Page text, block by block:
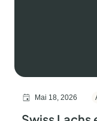
Mai 18, 2026